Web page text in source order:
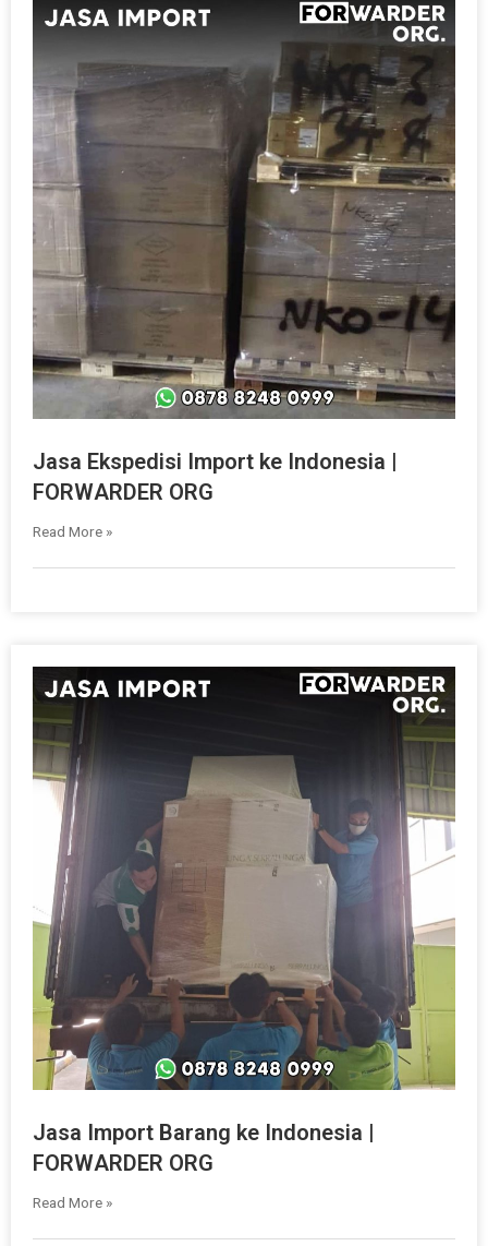
Jasa Ekspedisi Import ke Indonesia |
FORWARDER ORG
Read More »
Jasa Import Barang ke Indonesia |
FORWARDER ORG
Read More »